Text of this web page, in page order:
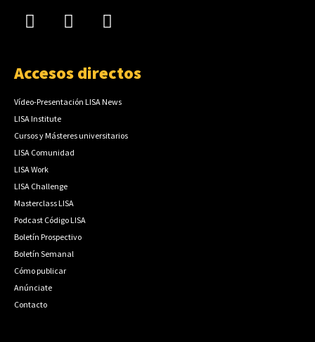
Accesos directos
Vídeo-Presentación LISA News
LISA Institute
Cursos y Másteres universitarios
LISA Comunidad
LISA Work
LISA Challenge
Masterclass LISA
Podcast Código LISA
Boletín Prospectivo
Boletín Semanal
Cómo publicar
Anúnciate
Contacto